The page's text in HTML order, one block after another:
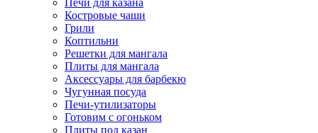
Печи для казана
Костровые чаши
Грили
Коптильни
Решетки для мангала
Плиты для мангала
Аксессуары для барбекю
Чугунная посуда
Печи-утилизаторы
Готовим с огоньком
Плиты под казан